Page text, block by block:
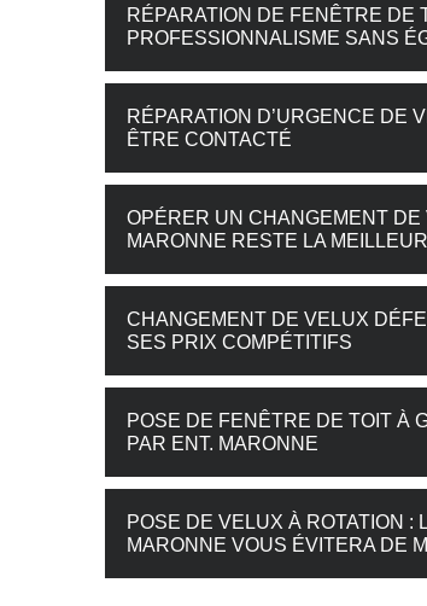
RÉPARATION DE FENÊTRE DE
PROFESSIONNALISME SANS
RÉPARATION D’URGENCE DE
ÊTRE CONTACTÉ
OPÉRER UN CHANGEMENT DE
MARONNE RESTE LA
CHANGEMENT DE VELUX
SES PRIX COMPÉTITIFS
POSE DE FENÊTRE DE TOIT À
PAR ENT. MARONNE
POSE DE VELUX À ROTATION :
MARONNE VOUS ÉVITERA DE